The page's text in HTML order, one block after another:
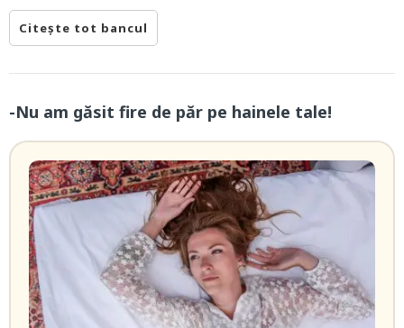
Citește tot bancul
-Nu am găsit fire de păr pe hainele tale!